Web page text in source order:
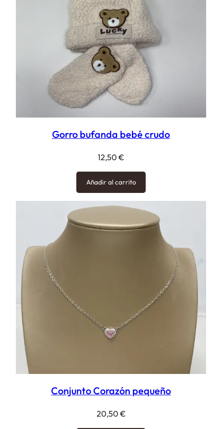
Gorro bufanda bebé crudo
12,50 €
Añadir al carrito
Conjunto Corazón pequeño
20,50 €